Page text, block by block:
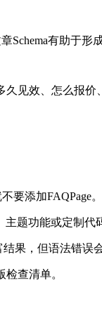
有助于形
见效、怎么报价
添加FAQPage。
题功能或定制代
果，但语法错误
查清单。